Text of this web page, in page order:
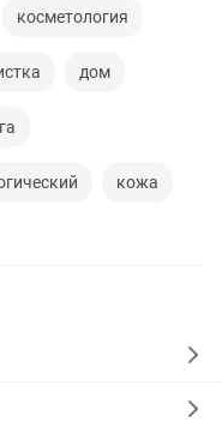
косметология
дом
кожа